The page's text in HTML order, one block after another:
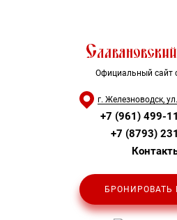
Официальный сайт
г. Железноводск,
+7 (961) 499-
+7 (8793)
БРОНИРОВАТЬ